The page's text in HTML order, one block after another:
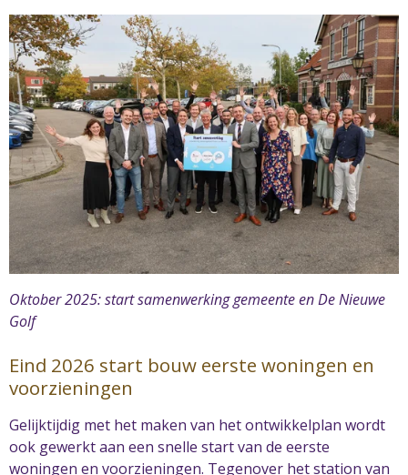
Oktober 2025: start samenwerking gemeente en De Nieuwe
Golf
Eind 2026 start bouw eerste woningen en
voorzieningen
Gelijktijdig met het maken van het ontwikkelplan wordt
ook gewerkt aan een snelle start van de eerste
woningen en voorzieningen. Tegenover het station van